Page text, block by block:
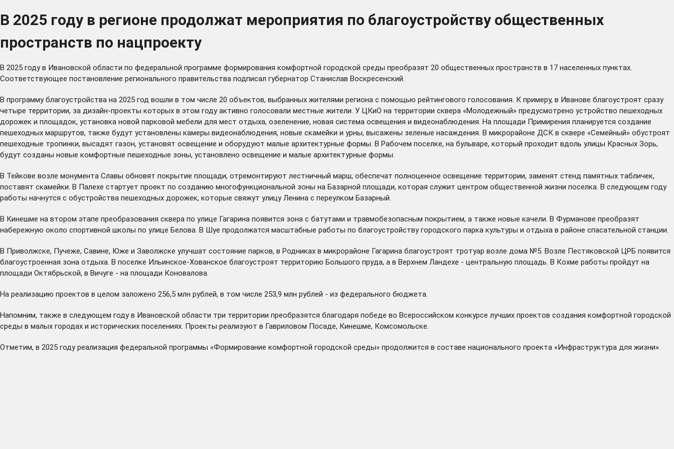
В 2025 году в регионе продолжат мероприятия по благоустройству общественных
пространств по нацпроекту
В 2025 году в Ивановской области по федеральной программе формирования комфортной городской среды преобразят 20 общественных пространств в 17 населенных пунктах.
Соответствующее постановление регионального правительства подписал губернатор Станислав Воскресенский.
В программу благоустройства на 2025 год вошли в том числе 20 объектов, выбранных жителями региона с помощью рейтингового голосования. К примеру, в Иванове благоустроят сразу
четыре территории, за дизайн-проекты которых в этом году активно голосовали местные жители. У ЦКиО на территории сквера «Молодежный» предусмотрено устройство пешеходных
дорожек и площадок, установка новой парковой мебели для мест отдыха, озеленение, новая система освещения и видеонаблюдения. На площади Примирения планируется создание
пешеходных маршрутов, также будут установлены камеры видеонаблюдения, новые скамейки и урны, высажены зеленые насаждения. В микрорайоне ДСК в сквере «Семейный» обустроят
пешеходные тропинки, высадят газон, установят освещение и оборудуют малые архитектурные формы. В Рабочем поселке, на бульваре, который проходит вдоль улицы Красных Зорь,
будут созданы новые комфортные пешеходные зоны, установлено освещение и малые архитектурные формы.
В Тейкове возле монумента Славы обновят покрытие площади, отремонтируют лестничный марш, обеспечат полноценное освещение территории, заменят стенд памятных табличек,
поставят скамейки. В Палехе стартует проект по созданию многофункциональной зоны на Базарной площади, которая служит центром общественной жизни поселка. В следующем году
работы начнутся с обустройства пешеходных дорожек, которые свяжут улицу Ленина с переулком Базарный.
В Кинешме на втором этапе преобразования сквера по улице Гагарина появится зона с батутами и травмобезопасным покрытием, а также новые качели. В Фурманове преобразят
набережную около спортивной школы по улице Белова. В Шуе продолжатся масштабные работы по благоустройству городского парка культуры и отдыха в районе спасательной станции.
В Приволжске, Пучеже, Савине, Юже и Заволжске улучшат состояние парков, в Родниках в микрорайоне Гагарина благоустроят тротуар возле дома №5. Возле Пестяковской ЦРБ появится
благоустроенная зона отдыха. В поселке Ильинское-Хованское благоустроят территорию Большого пруда, а в Верхнем Ландехе - центральную площадь. В Кохме работы пройдут на
площади Октябрьской, в Вичуге - на площади Коновалова.
На реализацию проектов в целом заложено 256,5 млн рублей, в том числе 253,9 млн рублей - из федерального бюджета.
Напомним, также в следующем году в Ивановской области три территории преобразятся благодаря победе во Всероссийском конкурсе лучших проектов создания комфортной городской
среды в малых городах и исторических поселениях. Проекты реализуют в Гавриловом Посаде, Кинешме, Комсомольске.
Отметим, в 2025 году реализация федеральной программы «Формирование комфортной городской среды» продолжится в составе национального проекта «Инфраструктура для жизни».